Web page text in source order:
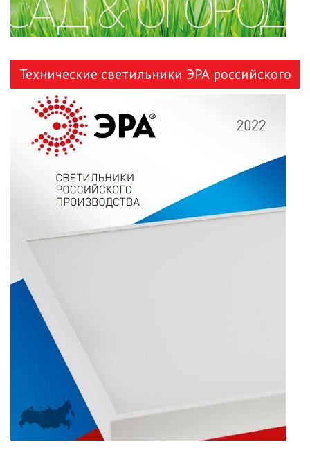
МОДУЛЬНЫЕ СИСТЕМЫ
ОСВЕЩЕНИЯ (LED МОДУЛИ)
НАСТОЛЬНЫЕ СВЕТИЛЬНИКИ
НИЗКОВОЛЬТНОЕ
НОВОГОДНЕЕ ОСВЕЩЕНИЕ
ОТВЕРТКИ
ПАЯЛЬНОЕ ОБОРУДОВАНИЕ
СЕТЕВЫЕ ФИЛЬТРЫ, СИЛОВЫЕ
РАЗЪЕМЫ И УДЛИНИТЕЛИ,
ТРОЙНИКИ И КОЛОДКИ, ВИЛКИ
Технические светильники ЭРА российского